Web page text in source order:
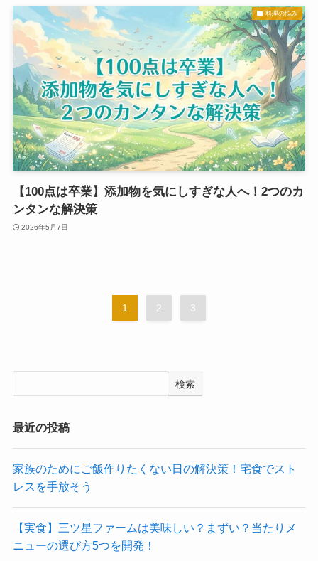
料理の悩み
【100点は卒業】添加物を気にしすぎな人へ！2つのカ
ンタンな解決策
2026年5月7日
1 2 3
検索
最近の投稿
家族のためにご飯作りたくない日の解決策！宅食でスト
レスを手放そう
【実食】三ツ星ファームは美味しい？まずい？当たりメ
ニューの選び方5つを開発！